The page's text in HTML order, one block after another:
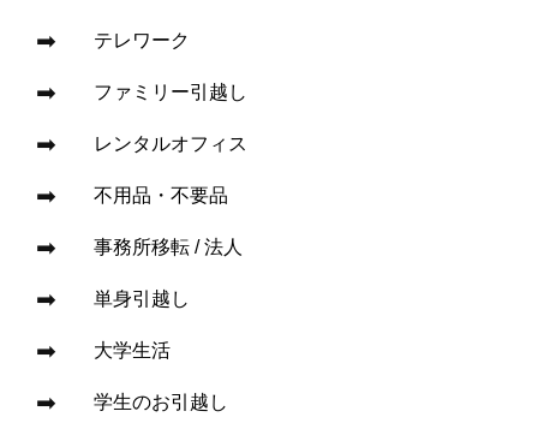
テレワーク
ファミリー引越し
レンタルオフィス
不用品・不要品
事務所移転 / 法人
単身引越し
大学生活
学生のお引越し